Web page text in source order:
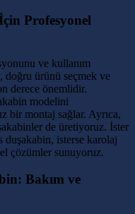
Profesyonel
ve kullanım
doğru ürünü seçmek ve
derece önemlidir.
modelini
bir montaj sağlar. Ayrıca,
de üretiyoruz. İster
duşakabin, isterse karolaj
çözümler sunuyoruz.
Bakım ve